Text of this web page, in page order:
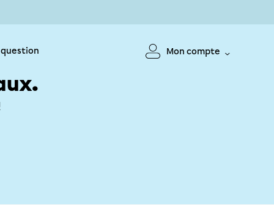
question Mon compte